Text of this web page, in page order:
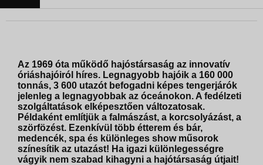
Az 1969 óta működő hajóstársaság az innovatív
óriáshajóiról híres. Legnagyobb hajóik a 160 000
tonnás, 3 600 utazót befogadni képes tengerjárók
jelenleg a legnagyobbak az óceánokon. A fedélzeti
szolgáltatások elképesztően változatosak.
Példaként említjük a falmászást, a korcsolyázást, a
szörfözést. Ezenkívül több étterem és bár,
medencék, spa és különleges show műsorok
színesítik az utazást! Ha igazi különlegességre
vágyik nem szabad kihagyni a hajótársaság útjait!